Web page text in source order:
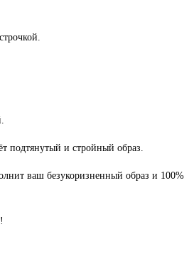
подтянутый и стройный образ.
ваш безукоризненный образ и 100%